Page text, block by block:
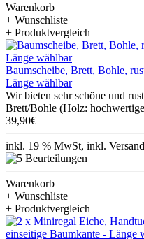
Warenkorb
+ Wunschliste
+ Produktvergleich
Baumscheibe, Brett, Bohle,
Länge wählbar
Wir bieten sehr schöne und
Brett/Bohle (Holz:
39,90€
inkl. 19 % MwSt, inkl.
Warenkorb
+ Wunschliste
+ Produktvergleich